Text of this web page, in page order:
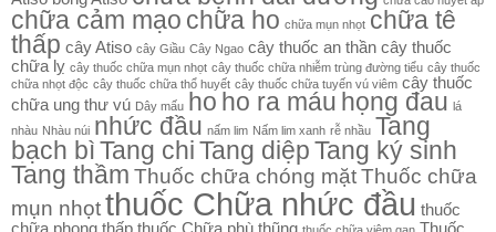
chữa cảm mạo chữa ho chữa mụn nhọt chữa tê
thấp cây Atiso cây Giầu Cây Ngao cây thuốc an thần cây thuốc
chữa lỵ cây thuốc chữa mụn nhọt cây thuốc chữa nhiễm trùng đường tiểu cây thuốc
chữa nhọt độc cây thuốc chữa thổ huyết cây thuốc chữa tuyến vú viêm cây thuốc
chữa ung thư vú Dây mấu ho ho ra máu họng đau lá
nhàu Nhàu núi nhức đầu nấm lim Nấm lim xanh rễ nhầu Tang
bạch bì Tang chi Tang diệp Tang ký sinh
Tang thầm Thuốc chữa chóng mặtThuốc chữa
mụn nhọtthuốc Chữa nhức đầu thuốc